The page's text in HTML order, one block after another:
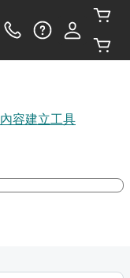
內容建立工具